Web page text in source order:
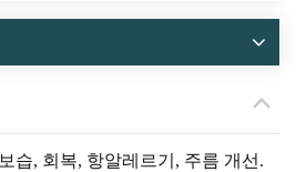
보습, 회복, 항알레르기, 주름 개선.